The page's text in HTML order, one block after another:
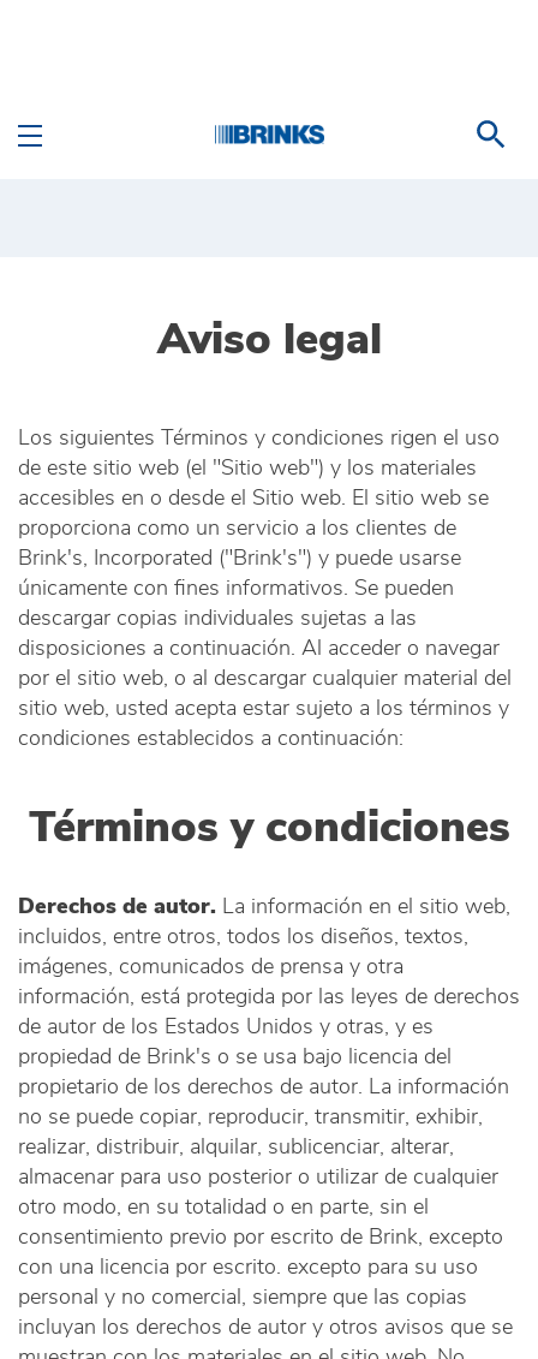
Aviso legal
Los siguientes Términos y condiciones rigen el uso
de este sitio web (el "Sitio web") y los materiales
accesibles en o desde el Sitio web. El sitio web se
proporciona como un servicio a los clientes de
Brink's, Incorporated ("Brink's") y puede usarse
únicamente con fines informativos. Se pueden
descargar copias individuales sujetas a las
disposiciones a continuación. Al acceder o navegar
por el sitio web, o al descargar cualquier material del
sitio web, usted acepta estar sujeto a los términos y
condiciones establecidos a continuación:
Términos y condiciones
Derechos de autor. La información en el sitio web,
incluidos, entre otros, todos los diseños, textos,
imágenes, comunicados de prensa y otra
información, está protegida por las leyes de derechos
de autor de los Estados Unidos y otras, y es
propiedad de Brink's o se usa bajo licencia del
propietario de los derechos de autor. La información
no se puede copiar, reproducir, transmitir, exhibir,
realizar, distribuir, alquilar, sublicenciar, alterar,
almacenar para uso posterior o utilizar de cualquier
otro modo, en su totalidad o en parte, sin el
consentimiento previo por escrito de Brink, excepto
con una licencia por escrito. excepto para su uso
personal y no comercial, siempre que las copias
incluyan los derechos de autor y otros avisos que se